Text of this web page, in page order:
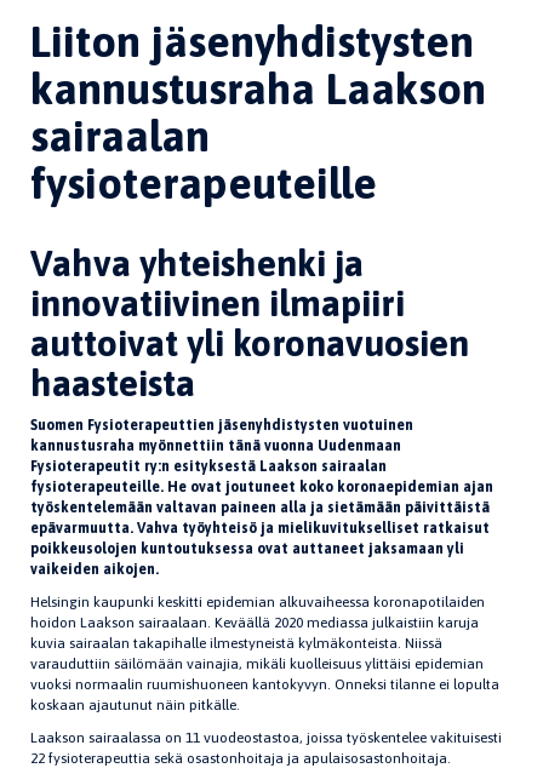
Liiton jäsenyhdistysten
kannustusraha Laakson
sairaalan
fysioterapeuteille
Vahva yhteishenki ja
innovatiivinen ilmapiiri
auttoivat yli koronavuosien
haasteista
Suomen Fysioterapeuttien jäsenyhdistysten vuotuinen
kannustusraha myönnettiin tänä vuonna Uudenmaan
Fysioterapeutit ry:n esityksestä Laakson sairaalan
fysioterapeuteille. He ovat joutuneet koko koronaepidemian ajan
työskentelemään valtavan paineen alla ja sietämään päivittäistä
epävarmuutta. Vahva työyhteisö ja mielikuvitukselliset ratkaisut
poikkeusolojen kuntoutuksessa ovat auttaneet jaksamaan yli
vaikeiden aikojen.
Helsingin kaupunki keskitti epidemian alkuvaiheessa koronapotilaiden
hoidon Laakson sairaalaan. Keväällä 2020 mediassa julkaistiin karuja
kuvia sairaalan takapihalle ilmestyneistä kylmäkonteista. Niissä
varauduttiin säilömään vainajia, mikäli kuolleisuus ylittäisi epidemian
vuoksi normaalin ruumishuoneen kantokyvyn. Onneksi tilanne ei lopulta
koskaan ajautunut näin pitkälle.
Laakson sairaalassa on 11 vuodeostastoa, joissa työskentelee vakituisesti
22 fysioterapeuttia sekä osastonhoitaja ja apulaisosastonhoitaja.